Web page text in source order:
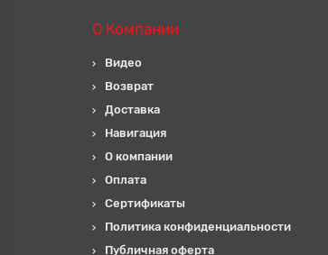
О Компании
Видео
Возврат
Доставка
Навигация
О компании
Оплата
Сертификаты
Политика конфиденциальности
Публичная оферта